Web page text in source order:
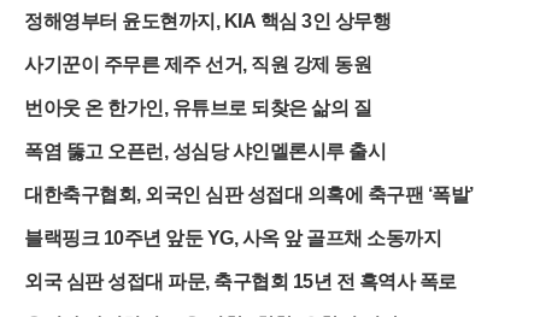
정해영부터 윤도현까지, KIA 핵심 3인 상무행
사기꾼이 주무른 제주 선거, 직원 강제 동원
번아웃 온 한가인, 유튜브로 되찾은 삶의 질
폭염 뚫고 오픈런, 성심당 샤인멜론시루 출시
대한축구협회, 외국인 심판 성접대 의혹에 축구팬 ‘폭발’
블랙핑크 10주년 앞둔 YG, 사옥 앞 골프채 소동까지
외국 심판 성접대 파문, 축구협회 15년 전 흑역사 폭로